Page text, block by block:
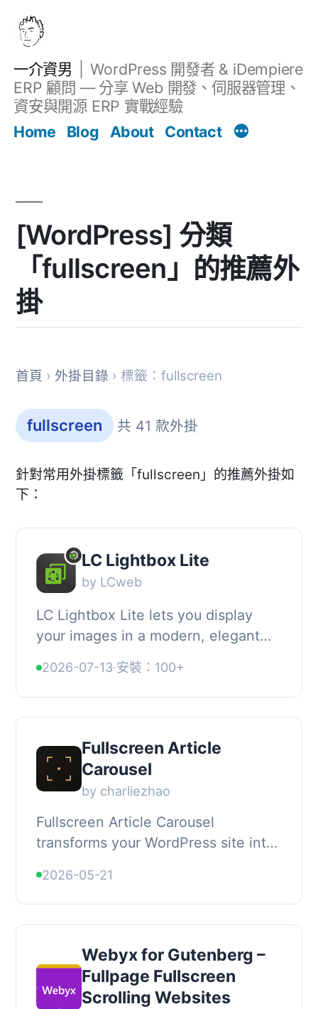
一介資男
WordPress 開發者 & iDempiere
ERP 顧問 — 分享 Web 開發、伺服器管理、
資安與開源 ERP 實戰經驗
Home
Blog About Contact
[WordPress] 分類
「fullscreen」的推薦外
掛
首頁 › 外掛目錄 › 標籤：fullscreen
fullscreen 共 41 款外掛
針對常用外掛標籤「fullscreen」的推薦外掛如
下：
LC Lightbox Lite
by LCweb
LC Lightbox Lite lets you display
your images in a modern, elegant
virtually no setup required., Check
the live demo a...
2026-07-13·安裝：100+
Fullscreen Article
Carousel
by charliezhao
Fullscreen Article Carousel
transforms your WordPress site into
With a single click, readers enter a
distraction-fr...
2026-05-21
Webyx for Gutenberg –
Fullpage Fullscreen
Scrolling Websites
文章